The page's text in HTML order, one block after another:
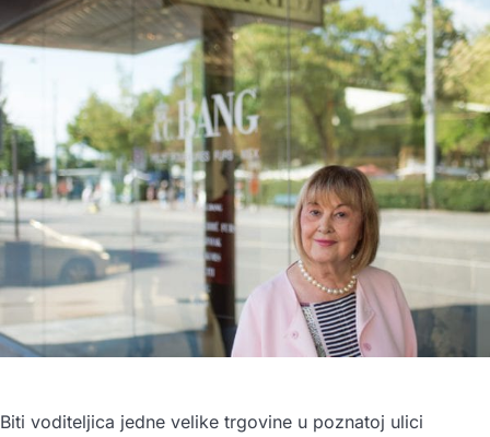
Biti voditeljica jedne velike trgovine u poznatoj ulici